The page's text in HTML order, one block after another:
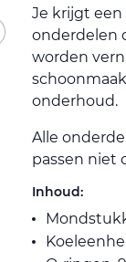
Je krijgt
onderdelen
worden
onderhoud.
Alle
passen niet
Inhoud: